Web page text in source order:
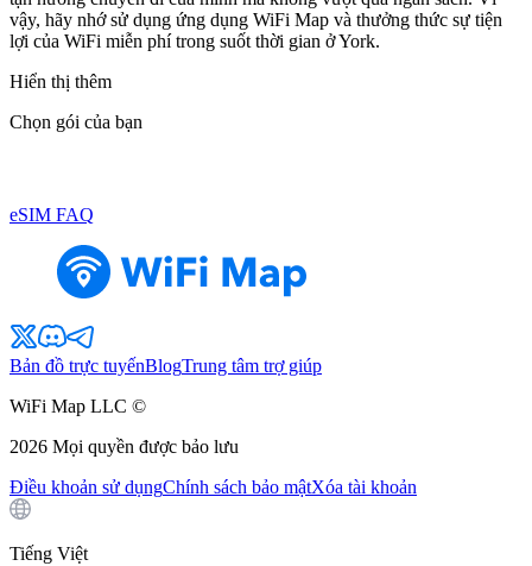
vậy, hãy nhớ sử dụng ứng dụng WiFi Map và thưởng thức sự tiện
lợi của WiFi miễn phí trong suốt thời gian ở York.
Hiển thị thêm
Chọn gói của bạn
eSIM FAQ
Bản đồ trực tuyếnBlogTrung tâm trợ giúp
WiFi Map LLC ©
2026 Mọi quyền được bảo lưu
Điều khoản sử dụngChính sách bảo mậtXóa tài khoản
Tiếng Việt